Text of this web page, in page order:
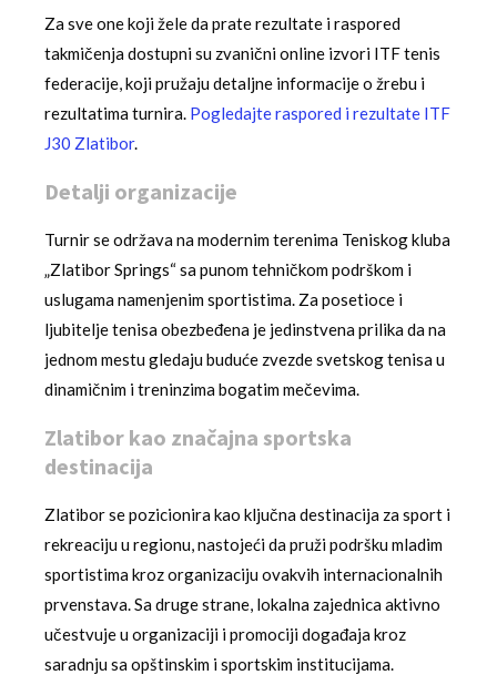
Za sve one koji žele da prate rezultate i raspored
takmičenja dostupni su zvanični online izvori ITF tenis
federacije, koji pružaju detaljne informacije o žrebu i
rezultatima turnira. Pogledajte raspored i rezultate ITF
J30 Zlatibor.
Detalji organizacije
Turnir se održava na modernim terenima Teniskog kluba
„Zlatibor Springs“ sa punom tehničkom podrškom i
uslugama namenjenim sportistima. Za posetioce i
ljubitelje tenisa obezbeđena je jedinstvena prilika da na
jednom mestu gledaju buduće zvezde svetskog tenisa u
dinamičnim i treninzima bogatim mečevima.
Zlatibor kao značajna sportska
destinacija
Zlatibor se pozicionira kao ključna destinacija za sport i
rekreaciju u regionu, nastojeći da pruži podršku mladim
sportistima kroz organizaciju ovakvih internacionalnih
prvenstava. Sa druge strane, lokalna zajednica aktivno
učestvuje u organizaciji i promociji događaja kroz
saradnju sa opštinskim i sportskim institucijama.